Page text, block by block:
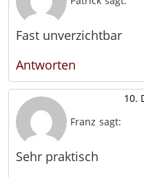
Fast unverzichtbar
Antworten
Franz sagt:
10.
Sehr praktisch